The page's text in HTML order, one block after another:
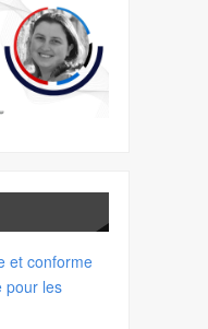
et conforme
pour les